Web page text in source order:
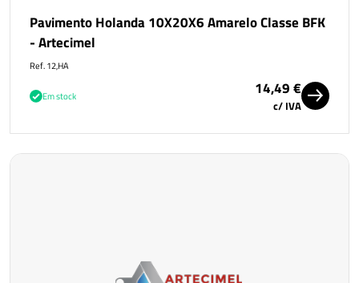
Pavimento Holanda 10X20X6 Amarelo Classe BFK
- Artecimel
Ref. 12,HA
Em stock 14,49 €
c/ IVA